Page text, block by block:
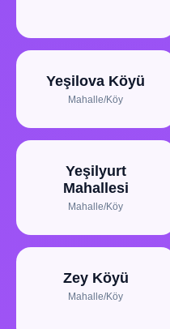
Yeşilova Köyü
Mahalle/Köy
Yeşilyurt
Mahallesi
Mahalle/Köy
Zey Köyü
Mahalle/Köy